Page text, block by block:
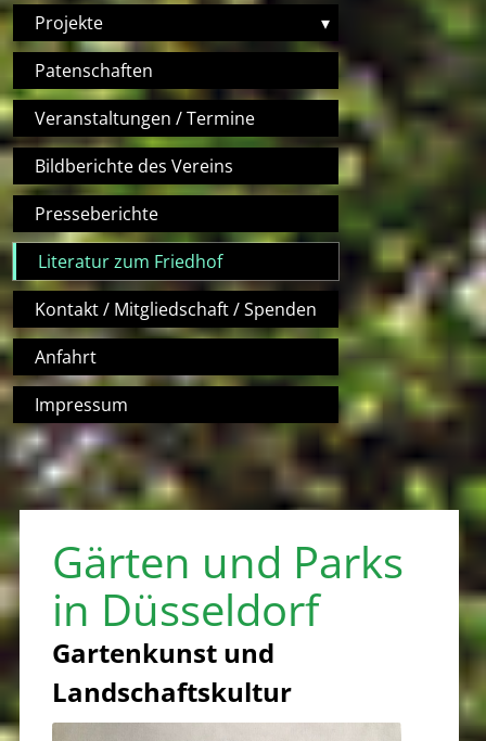
Projekte
▾
Patenschaften
Veranstaltungen / Termine
Bildberichte des Vereins
Presseberichte
Literatur zum Friedhof
Kontakt / Mitgliedschaft / Spenden
Anfahrt
Impressum
Gärten und Parks
in Düsseldorf
Gartenkunst und
Landschaftskultur